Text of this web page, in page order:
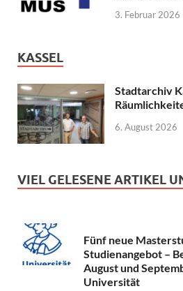
3. Februar 2026
KASSEL
Stadtarchiv
6. August 2026
VIEL GELESENE ARTIKEL
Fünf neue
Studienangebot –
August und
Universität